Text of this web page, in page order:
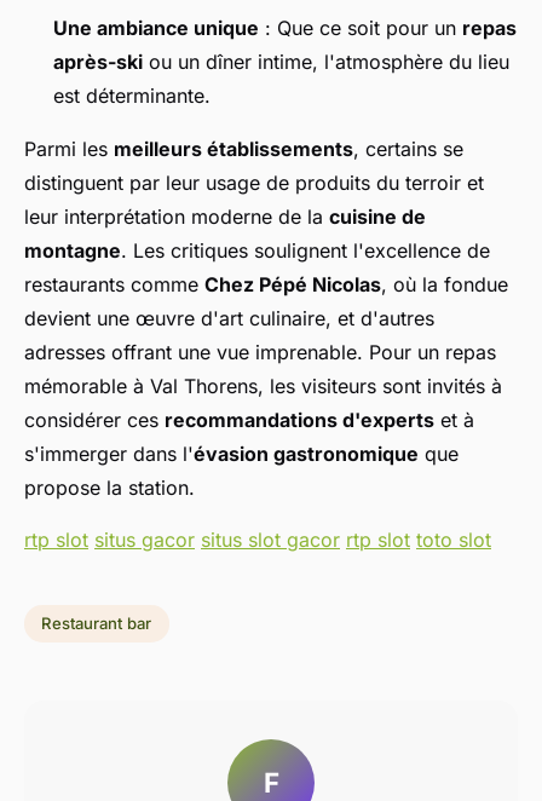
Une ambiance unique : Que ce soit pour un repas
après-ski ou un dîner intime, l'atmosphère du lieu
est déterminante.
Parmi les meilleurs établissements, certains se
distinguent par leur usage de produits du terroir et
leur interprétation moderne de la cuisine de
montagne. Les critiques soulignent l'excellence de
restaurants comme Chez Pépé Nicolas, où la fondue
devient une œuvre d'art culinaire, et d'autres
adresses offrant une vue imprenable. Pour un repas
mémorable à Val Thorens, les visiteurs sont invités à
considérer ces recommandations d'experts et à
s'immerger dans l'évasion gastronomique que
propose la station.
rtp slot situs gacor situs slot gacor rtp slot toto slot
Restaurant bar
F